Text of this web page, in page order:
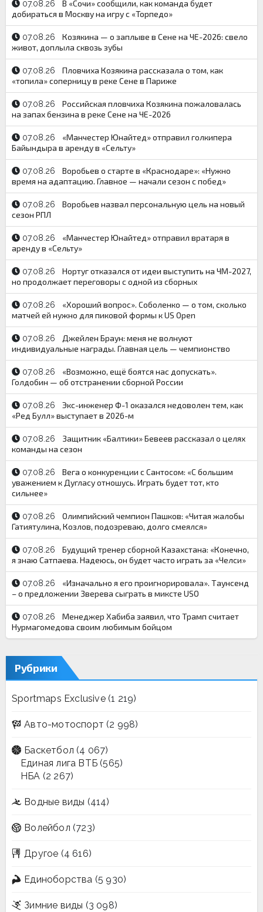
07.08.26
В «Сочи» сообщили, как команда будет
добираться в Москву на игру с «Торпедо»
07.08.26
Козякина — о заплыве в Сене на ЧЕ-2026: свело
живот, доплыла сквозь зубы
07.08.26
Пловчиха Козякина рассказала о том, как
«топила» соперницу в реке Сене в Париже
07.08.26
Российская пловчиха Козякина пожаловалась
на запах бензина в реке Сене на ЧЕ-2026
07.08.26
«Манчестер Юнайтед» отправил голкипера
Байындыра в аренду в «Сельту»
07.08.26
Воробьев о старте в «Краснодаре»: «Нужно
время на адаптацию. Главное — начали сезон с побед»
07.08.26
Воробьев назвал персональную цель на новый
сезон РПЛ
07.08.26
«Манчестер Юнайтед» отправил вратаря в
аренду в «Сельту»
07.08.26
Нортуг отказался от идеи выступить на ЧМ-2027,
но продолжает переговоры с одной из сборных
07.08.26
«Хороший вопрос». Соболенко — о том, сколько
матчей ей нужно для пиковой формы к US Open
07.08.26
Джейлен Браун: меня не волнуют
индивидуальные награды. Главная цель — чемпионство
07.08.26
«Возможно, ещё боятся нас допускать».
Голдобин — об отстранении сборной России
07.08.26
Экс-инженер Ф-1 оказался недоволен тем, как
«Ред Булл» выступает в 2026-м
07.08.26
Защитник «Балтики» Бевеев рассказал о целях
команды на сезон
07.08.26
Вега о конкуренции с Сантосом: «С большим
уважением к Дугласу отношусь. Играть будет тот, кто
сильнее»
07.08.26
Олимпийский чемпион Пашков: «Читая жалобы
Гатиятулина, Козлов, подозреваю, долго смеялся»
07.08.26
Будущий тренер сборной Казахстана: «Конечно,
я знаю Сатпаева. Надеюсь, он будет часто играть за «Челси»
07.08.26
«Изначально я его проигнорировала». Таунсенд
– о предложении Зверева сыграть в миксте USO
07.08.26
Менеджер Хабиба заявил, что Трамп считает
Нурмагомедова своим любимым бойцом
Рубрики
Sportmaps Exclusive(1 219)
Авто-мотоспорт (2 998)
Баскетбол (4 067)
Единая лига ВТБ (565)
НБА (2 267)
Водные виды (414)
Волейбол (723)
Другое (4 616)
Единоборства (5 930)
Зимние виды (3 098)